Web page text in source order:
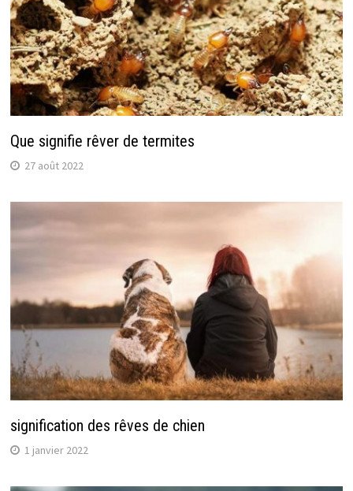
Que signifie rêver de termites
27 août 2022
signification des rêves de chien
1 janvier 2022